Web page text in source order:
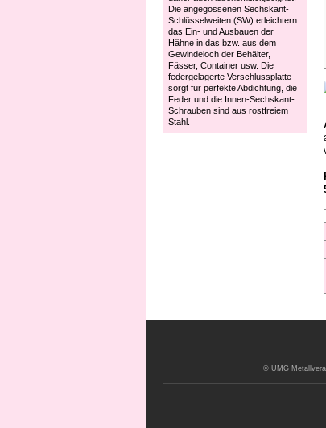
Die angegossenen Sechskant-
Schlüsselweiten (SW) erleichtern
das Ein- und Ausbauen der
Hähne in das bzw. aus dem
Gewindeloch der Behälter,
Fässer, Container usw. Die
federgelagerte Verschlussplatte
sorgt für perfekte Abdichtung, die
Feder und die Innen-Sechskant-
Schrauben sind aus rostfreiem
Stahl.
© UMG